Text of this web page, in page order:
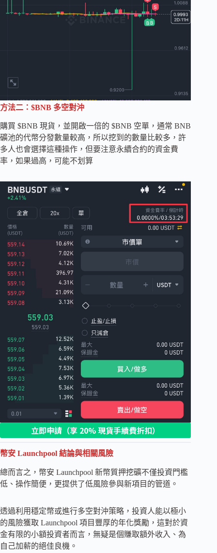
方法二：$BNB 多空對沖
購買 $BNB 現貨，並開啟一倍的 $BNB 空單，通常 BNB
礦池的代幣分發數量較高，所以挖到的數量比較多，許
多人也會選擇這種操作，但要注意永續合約的資金費
率，如果過高，可能不划算
立即申請 （享 20% 現貨手續費折扣）
幣安 Launchpool 結論與相關風險
總而言之，幣安 Launchpool 新幣質押挖礦不僅投資門檻
低、操作簡便，更提供了低風險參與新項目的管道。
透過利用穩定幣或進行多空對沖策略，投資人能以極小
的風險獲取 Launchpool 項目豐厚的年化獎勵，這對於資
金有限的小額投資者而言，無疑是個賺取額外收入、為
自己加薪的絕佳良機。